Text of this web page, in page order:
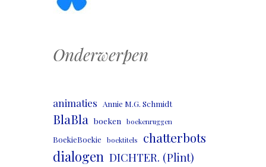
Onderwerpen
animaties Annie M.G. Schmidt
BlaBla boeken boekenruggen
BoekieBoekie boektitels chatterbots
dialogen DICHTER. (Plint)